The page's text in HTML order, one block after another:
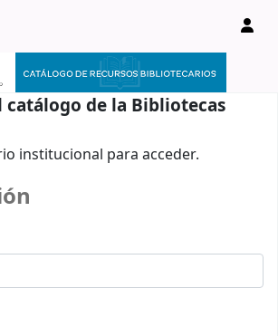
línea
catálogo de la Bibliotecas
institucional para acceder.